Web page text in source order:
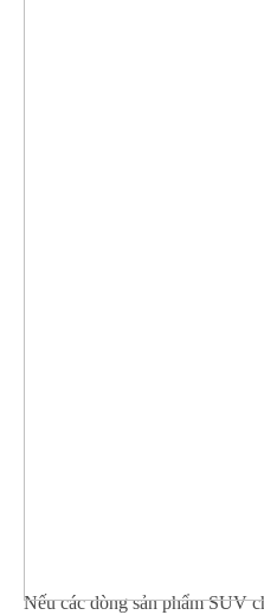
Nếu các dòng sản phẩm SUV